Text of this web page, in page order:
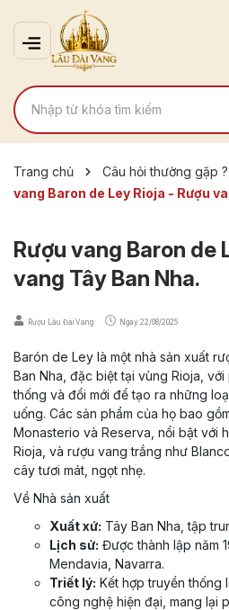
Trang chủ Câu hỏi thường gặp
vang Baron de Ley Rioja - Rượu
Rượu vang Baron de
vang Tây Ban Nha.
Rượu Lâu Đài Vang Ngày 22/08/2025
Barón de Ley là một nhà sản xuất
Ban Nha, đặc biệt tại vùng Rioja,
thống và đổi mới để tạo ra những
uống. Các sản phẩm của họ bao
Monasterio và Reserva, nổi bật với
Rioja, và rượu vang trắng như
cây tươi mát, ngọt nhẹ.
Về Nhà sản xuất
Xuất xứ: Tây Ban Nha, tập
Lịch sử: Được thành lập năm
Mendavia, Navarra.
Triết lý: Kết hợp truyền thống
công nghệ hiện đại, mang lại